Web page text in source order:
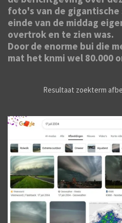
foto's van de
einde van de middag
overtrok en te zien was.
Door de enorme bui die
mat het knmi wel 80.000
Resultaat zoekterm